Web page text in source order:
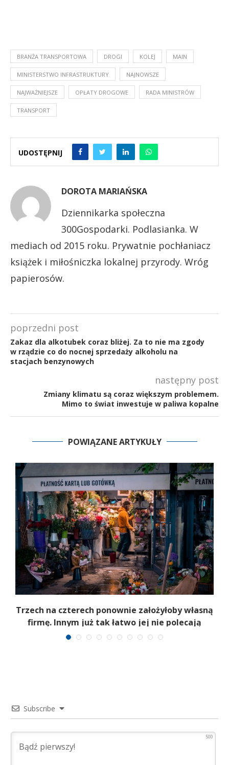
BRANŻA TRANSPORTOWA DROGI KOLEJ MAIN
MINISTERSTWO INFRASTRUKTURY NAJNOWSZE
NAJWAŻNIEJSZE OPŁATY DROGOWE RADA MINISTRÓW
TRANSPORT
UDOSTĘPNIJ
DOROTA MARIAŃSKA
Dziennikarka społeczna
300Gospodarki. Podlasianka. W
mediach od 2015 roku. Prywatnie pochłaniacz
książek i miłośniczka lokalnej przyrody. Wróg
papierosów.
poprzedni post
Zakaz dla alkotubek coraz bliżej. Za to nie ma zgody
w rządzie co do nocnej sprzedaży alkoholu na
stacjach benzynowych
następny post
Zmiany klimatu są coraz większym problemem.
Mimo to świat inwestuje w paliwa kopalne
POWIĄZANE ARTYKUŁY
Trzech na czterech ponownie założyłoby własną
firmę. Innym już tak łatwo jej nie polecają
Subscribe
500